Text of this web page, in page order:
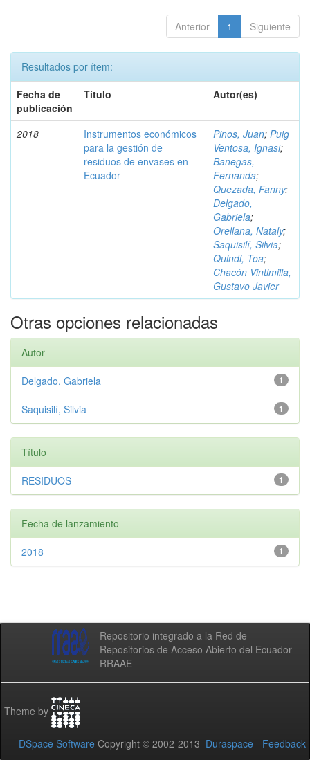
Anterior 1 Siguiente
Resultados por ítem:
Fecha de
publicación
Título Autor(es)
2018
Instrumentos económicos
para la gestión de
residuos de envases en
Ecuador
Pinos, Juan; Puig
Ventosa, Ignasi;
Banegas,
Fernanda;
Quezada, Fanny;
Delgado,
Gabriela;
Orellana, Nataly;
Saquisilí, Silvia;
Quindi, Toa;
Chacón Vintimilla,
Gustavo Javier
Otras opciones relacionadas
Autor
1
Delgado, Gabriela
1
Saquisilí, Silvia
Título
1
RESIDUOS
Fecha de lanzamiento
1
2018
Repositorio integrado a la Red de
Repositorios de Acceso Abierto del Ecuador -
RRAAE
Theme by
DSpace Software Copyright © 2002-2013 Duraspace - Feedback